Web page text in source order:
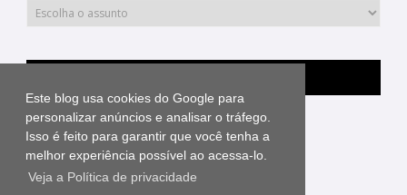
Este blog usa cookies do Google para
personalizar anúncios e analisar o tráfego.
Isso é feito para garantir que você tenha a
melhor experiência possível ao acessa-lo.
Veja a Política de privacidade